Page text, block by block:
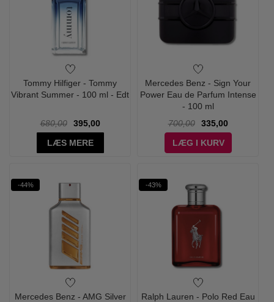
Tommy Hilfiger - Tommy
Vibrant Summer - 100 ml - Edt
680,00
395,00
LÆS MERE
Mercedes Benz - Sign Your
Power Eau de Parfum Intense
- 100 ml
700,00
335,00
LÆG I KURV
-44%
Mercedes Benz - AMG Silver
-43%
Ralph Lauren - Polo Red Eau